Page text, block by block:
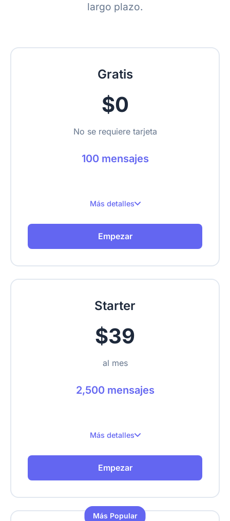
largo plazo.
Gratis
$0
No se requiere tarjeta
100 mensajes
Más detalles
100 mensajes al mesEmpezar
Starter
$39
al mes
2,500 mensajes
Más detalles
2,500 mensajes al mes
Hasta 500 páginas rastreadas
Empezar
Más Popular